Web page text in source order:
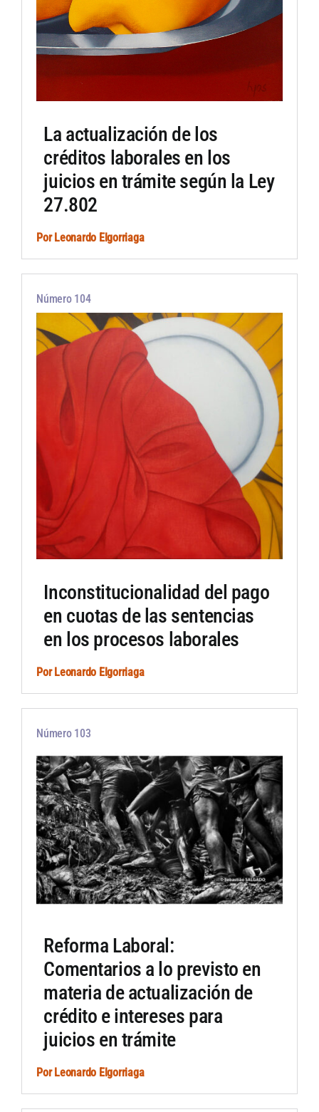
La actualización de los
créditos laborales en los
juicios en trámite según la Ley
27.802
PorLeonardo Elgorriaga
Número 104
Inconstitucionalidad del pago
en cuotas de las sentencias
en los procesos laborales
Por Leonardo Elgorriaga
Número 103
Reforma Laboral:
Comentarios a lo previsto en
materia de actualización de
crédito e intereses para
juicios en trámite
PorLeonardo Elgorriaga